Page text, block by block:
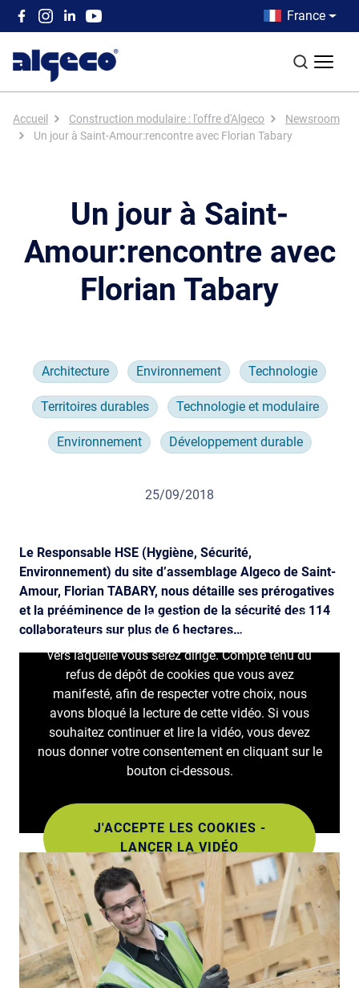
Aller au contenu principal
Top left menu
Country menu
France
Fil d'Ariane
Accueil Construction modulaire : l'offre d'Algeco
Newsroom
Un jour à Saint-Amour:rencontre avec Florian Tabary
Un jour à Saint-
Amour:rencontre avec
Florian Tabary
Architecture Environnement Technologie
Territoires durables Technologie et modulaire
Environnement Développement durable
25/09/2018
Le Responsable HSE (Hygiène, Sécurité,
Environnement) du site d’assemblage Algeco de Saint-
Amour, Florian TABARY, nous détaille ses prérogatives
et la prééminence de la gestion de la sécurité des 114
collaborateurs sur plus de 6 hectares…
Le visionnage de cette vidéo peut entraîner le dépôt
de cookies par la plateforme fournissant la vidéo
vers laquelle vous serez dirigé. Compte tenu du
refus de dépôt de cookies que vous avez
manifesté, afin de respecter votre choix, nous
avons bloqué la lecture de cette vidéo. Si vous
souhaitez continuer et lire la vidéo, vous devez
nous donner votre consentement en cliquant sur le
bouton ci-dessous.
J'ACCEPTE LES COOKIES -
LANCER LA VIDÉO